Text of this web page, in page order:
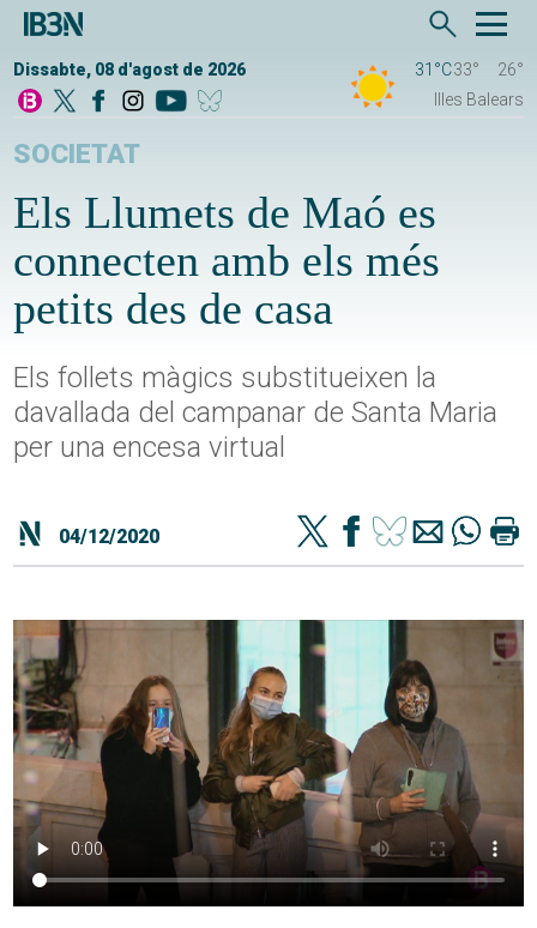
Dissabte, 08 d'agost de 2026 31°C33°
26°
Illes Balears
SOCIETAT
Els Llumets de Maó es
connecten amb els més
petits des de casa
Els follets màgics substitueixen la
davallada del campanar de Santa Maria
per una encesa virtual
04/12/2020